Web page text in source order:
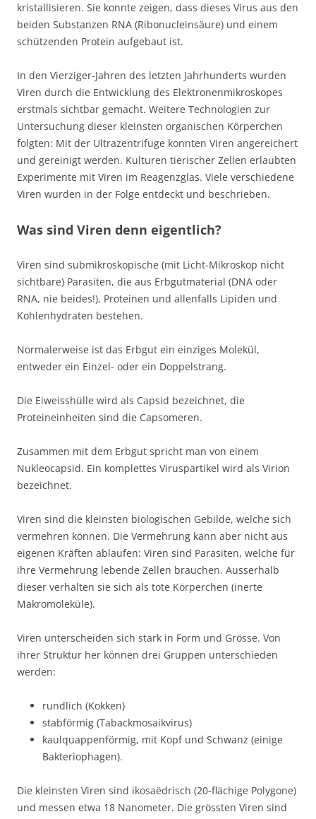
kristallisieren. Sie konnte zeigen, dass dieses Virus aus den
beiden Substanzen RNA (Ribonucleinsäure) und einem
schützenden Protein aufgebaut ist.
In den Vierziger-Jahren des letzten Jahrhunderts wurden
Viren durch die Entwicklung des Elektronenmikroskopes
erstmals sichtbar gemacht. Weitere Technologien zur
Untersuchung dieser kleinsten organischen Körperchen
folgten: Mit der Ultrazentrifuge konnten Viren angereichert
und gereinigt werden. Kulturen tierischer Zellen erlaubten
Experimente mit Viren im Reagenzglas. Viele verschiedene
Viren wurden in der Folge entdeckt und beschrieben.
Was sind Viren denn eigentlich?
Viren sind submikroskopische (mit Licht-Mikroskop nicht
sichtbare) Parasiten, die aus Erbgutmaterial (DNA oder
RNA, nie beides!), Proteinen und allenfalls Lipiden und
Kohlenhydraten bestehen.
Normalerweise ist das Erbgut ein einziges Molekül,
entweder ein Einzel- oder ein Doppelstrang.
Die Eiweisshülle wird als Capsid bezeichnet, die
Proteineinheiten sind die Capsomeren.
Zusammen mit dem Erbgut spricht man von einem
Nukleocapsid. Ein komplettes Viruspartikel wird als Virion
bezeichnet.
Viren sind die kleinsten biologischen Gebilde, welche sich
vermehren können. Die Vermehrung kann aber nicht aus
eigenen Kräften ablaufen: Viren sind Parasiten, welche für
ihre Vermehrung lebende Zellen brauchen. Ausserhalb
dieser verhalten sie sich als tote Körperchen (inerte
Makromoleküle).
Viren unterscheiden sich stark in Form und Grösse. Von
ihrer Struktur her können drei Gruppen unterschieden
werden:
rundlich (Kokken)
stabförmig (Tabackmosaikvirus)
kaulquappenförmig, mit Kopf und Schwanz (einige
Bakteriophagen).
Die kleinsten Viren sind ikosaëdrisch (20-flächige Polygone)
und messen etwa 18 Nanometer. Die grössten Viren sind